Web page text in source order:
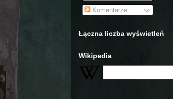
Komentarze
Łączna liczba wyświetleń
Wikipedia